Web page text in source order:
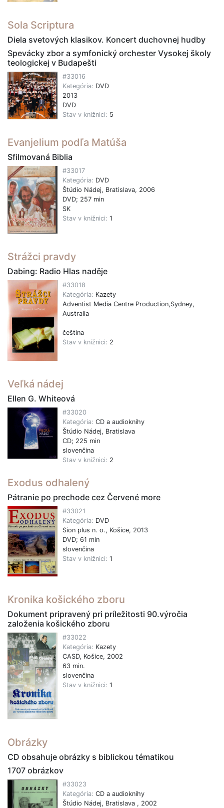
Sola Scriptura
Diela svetových klasikov. Koncert duchovnej hudby
Spevácky zbor a symfonický orchester Vysokej školy
teologickej v Budapešti
#33016
Kategória: DVD
2013
DVD
Stav v knižnici: 5
Evanjelium podľa Matúša
Sfilmovaná Biblia
#33017
Kategória: DVD
Štúdio Nádej, Bratislava, 2006
DVD; 257 min
SK
Stav v knižnici: 1
Strážci pravdy
Dabing: Radio Hlas naděje
#33018
Kategória: Kazety
Adventist Media Centre Production,Sydney,
Australia
čeština
Stav v knižnici: 2
Veľká nádej
Ellen G. Whiteová
#33020
Kategória: CD a audioknihy
Štúdio Nádej, Bratislava
CD; 225 min
slovenčina
Stav v knižnici: 2
Exodus odhalený
Pátranie po prechode cez Červené more
#33021
Kategória: DVD
Sion plus n. o., Košice, 2013
DVD; 61 min
slovenčina
Stav v knižnici: 1
Kronika košického zboru
Dokument pripravený pri príležitosti 90.výročia
založenia košického zboru
#33022
Kategória: Kazety
CASD, Košice, 2002
63 min.
slovenčina
Stav v knižnici: 1
Obrázky
CD obsahuje obrázky s biblickou tématikou
1707 obrázkov
#33023
Kategória: CD a audioknihy
Štúdio Nádej, Bratislava , 2002